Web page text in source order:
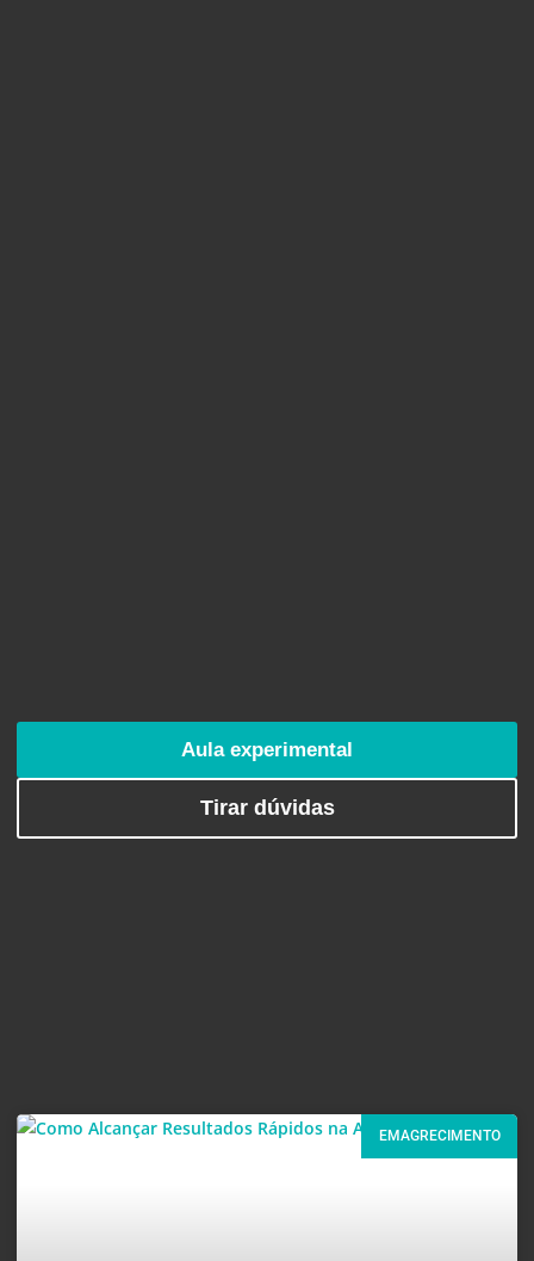
Aula experimental
Tirar dúvidas
EMAGRECIMENTO